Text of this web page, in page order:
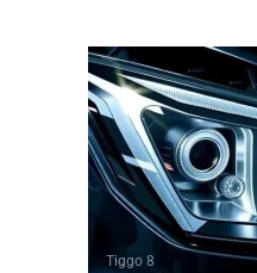
Tiggo 8